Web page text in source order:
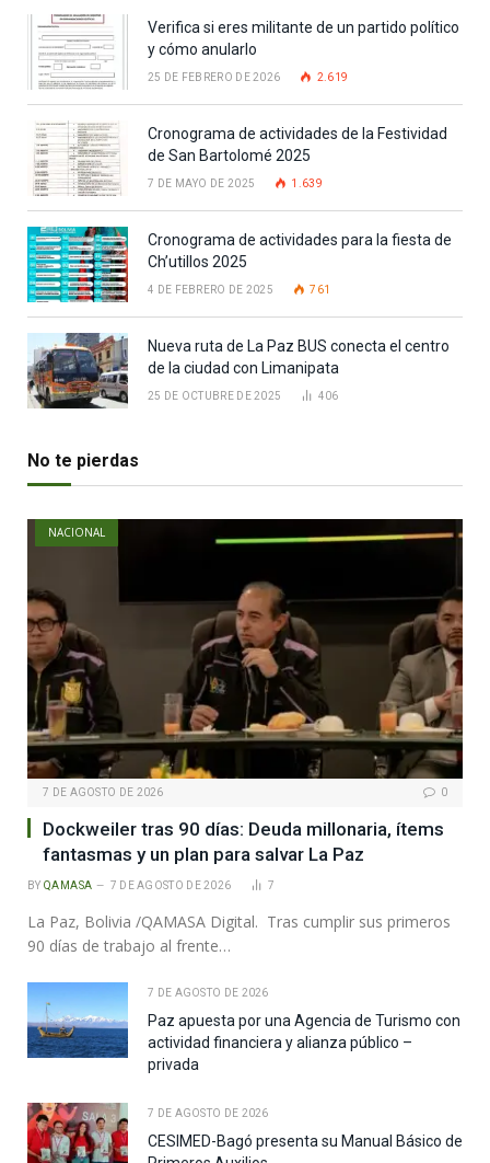
Verifica si eres militante de un partido político
y cómo anularlo
25 DE FEBRERO DE 2026 2.619
Cronograma de actividades de la Festividad
de San Bartolomé 2025
7 DE MAYO DE 2025 1.639
Cronograma de actividades para la fiesta de
Ch’utillos 2025
4 DE FEBRERO DE 2025 761
Nueva ruta de La Paz BUS conecta el centro
de la ciudad con Limanipata
25 DE OCTUBRE DE 2025 406
No te pierdas
NACIONAL
7 DE AGOSTO DE 2026 0
Dockweiler tras 90 días: Deuda millonaria, ítems
fantasmas y un plan para salvar La Paz
BY QAMASA 7 DE AGOSTO DE 2026 7
La Paz, Bolivia /QAMASA Digital. Tras cumplir sus primeros
90 días de trabajo al frente…
7 DE AGOSTO DE 2026
Paz apuesta por una Agencia de Turismo con
actividad financiera y alianza público –
privada
7 DE AGOSTO DE 2026
CESIMED-Bagó presenta su Manual Básico de